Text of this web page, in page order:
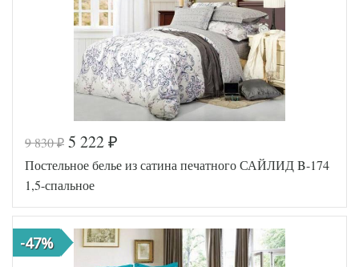
9 830₽ 5 222 ₽
Постельное белье из сатина печатного САЙЛИД B-174
1,5-спальное
-47%